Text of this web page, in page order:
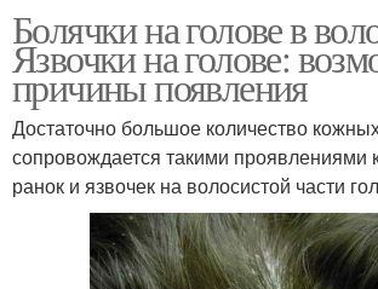
Болячки на голове в
Язвочки на голове:
причины появления
Достаточно большое количество
сопровождается такими проявлениями
ранок и язвочек на волосистой части